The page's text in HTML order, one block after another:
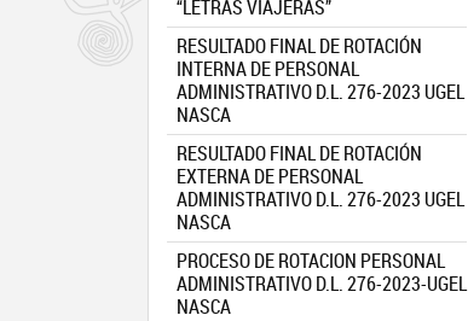
“LETRAS VIAJERAS”
RESULTADO FINAL DE ROTACIÓN
INTERNA DE PERSONAL
ADMINISTRATIVO D.L. 276-2023 UGEL
NASCA
RESULTADO FINAL DE ROTACIÓN
EXTERNA DE PERSONAL
ADMINISTRATIVO D.L. 276-2023 UGEL
NASCA
PROCESO DE ROTACION PERSONAL
ADMINISTRATIVO D.L. 276-2023-UGEL
NASCA